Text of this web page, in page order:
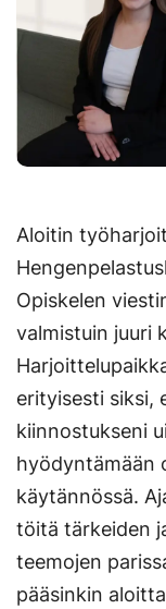
Aloitin
Opiskelen
valmistuin juuri
erityisesti siksi,
kiinnostukseni
hyödyntämään
käytännössä.
töitä tärkeiden
teemojen
pääsinkin